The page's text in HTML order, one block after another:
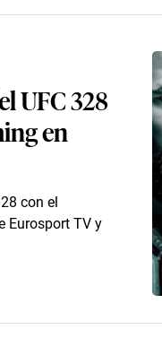
UFC 328
en
con el
Eurosport TV y